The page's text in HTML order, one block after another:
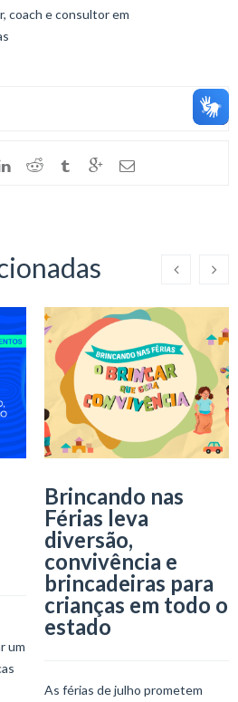
coach e consultor em
um
Brincando nas
Férias leva
diversão,
convivência e
brincadeiras para
crianças em todo o
estado
As férias de julho prometem